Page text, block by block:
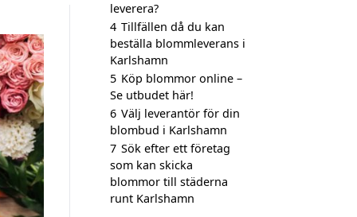
leverera?
4 Tillfällen då du kan
beställa blommleverans i
Karlshamn
5 Köp blommor online –
Se utbudet här!
6 Välj leverantör för din
blombud i Karlshamn
7 Sök efter ett företag
som kan skicka
blommor till städerna
runt Karlshamn